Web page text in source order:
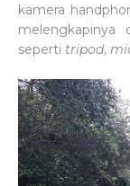
kamera
melengkapinya
seperti tripod,